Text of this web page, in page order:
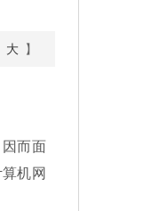
大】
而面
机网